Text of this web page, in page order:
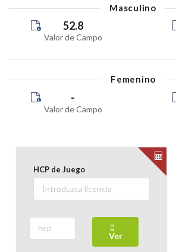
Masculino
52.8
Valor de Campo
Femenino
-
Valor de Campo
HCP de Juego
Ver